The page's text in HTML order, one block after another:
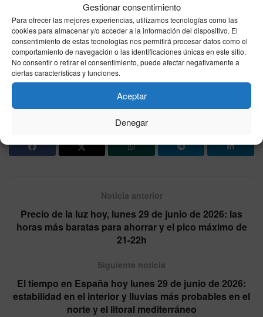
Gestionar consentimiento
Para ofrecer las mejores experiencias, utilizamos tecnologías como las
cookies para almacenar y/o acceder a la información del dispositivo. El
consentimiento de estas tecnologías nos permitirá procesar datos como el
comportamiento de navegación o las identificaciones únicas en este sitio.
No consentir o retirar el consentimiento, puede afectar negativamente a
ciertas características y funciones.
Aceptar
Denegar
Consejo astral para hoy
El lunes 29 de junio te pide una sola cosa: coherencia.
Decide qué es importante para ti en salud, amor y trabajo,
y actúa con una prioridad clara. Si algo no suma, déjalo
para otro momento; si suma, hazlo hoy.
Temas: horóscopo
Noticia anterior
Precio de la luz hoy, lunes 29 de junio de 2026: las
horas más baratas para ahorrar y el pico máximo de
21-22h
Siguiente noticia
El tiempo en España hoy lunes 29 de junio de 2026:
estabilidad en el interior y lluvias más probables en el
norte y el litoral mediterráneo